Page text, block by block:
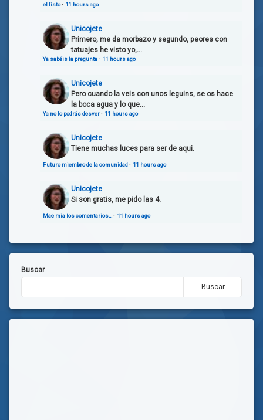
el listo· 11 hours ago
Unicojete
Primero, me da morbazo y segundo, peores con
tatuajes he visto yo,...
Ya sabéis la pregunta· 11 hours ago
Unicojete
Pero cuando la veis con unos leguins, se os hace
la boca agua y lo que...
Ya no lo podrás desver· 11 hours ago
Unicojete
Tiene muchas luces para ser de aqui.
Futuro miembro de la comunidad· 11 hours ago
Unicojete
Si son gratis, me pido las 4.
Mae mia los comentarios… · 11 hours ago
Buscar
Buscar